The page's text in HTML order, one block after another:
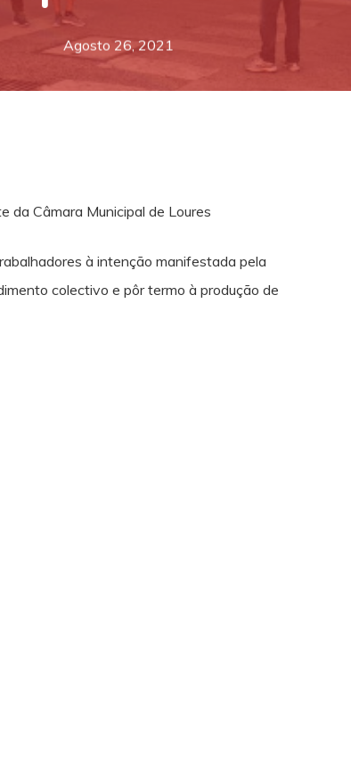
Agosto 26, 2021
da Câmara Municipal de Loures
à intenção manifestada pela
colectivo e pôr termo à produção de